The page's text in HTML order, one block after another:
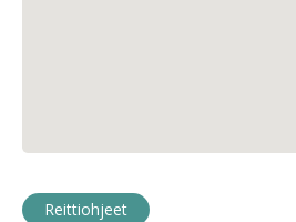
Reittiohjeet